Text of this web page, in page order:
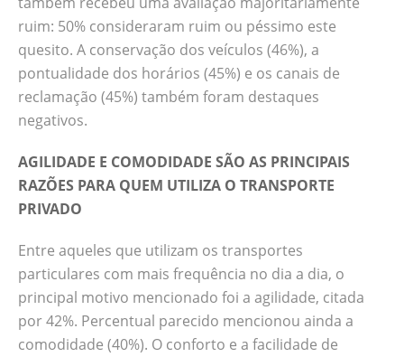
ruim: 50% consideraram ruim ou péssimo este
quesito. A conservação dos veículos (46%), a
pontualidade dos horários (45%) e os canais de
reclamação (45%) também foram destaques
negativos.
AGILIDADE E COMODIDADE SÃO AS PRINCIPAIS
RAZÕES PARA QUEM UTILIZA O TRANSPORTE
PRIVADO
Entre aqueles que utilizam os transportes
particulares com mais frequência no dia a dia, o
principal motivo mencionado foi a agilidade, citada
por 42%. Percentual parecido mencionou ainda a
comodidade (40%). O conforto e a facilidade de